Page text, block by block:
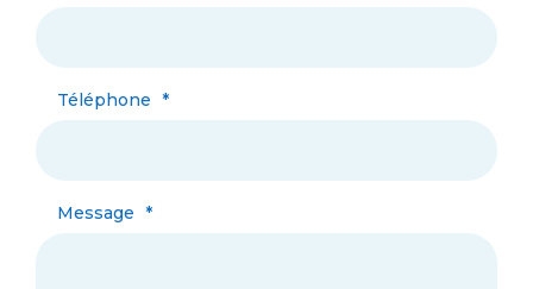
Téléphone *
Message *